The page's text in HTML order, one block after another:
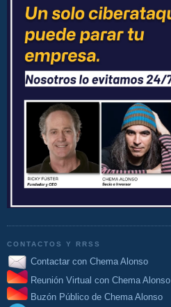
CONTACTOS Y RRSS
Contactar con Chema Alonso
Reunión Virtual con Chema Alonso
Buzón Público de Chema Alonso